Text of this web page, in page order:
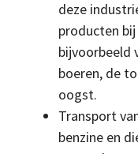
deze
producten
bijvoorbeeld
boeren, de
oogst.
Transport
benzine en